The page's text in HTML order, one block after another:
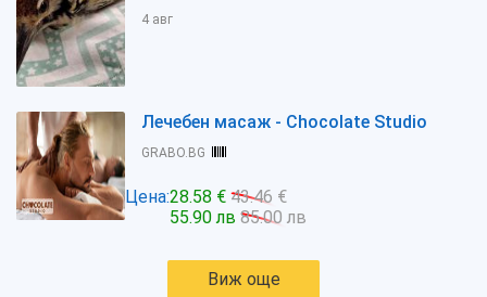
4 авг
Лечебен масаж - Chocolate Studio
GRABO.BG
Цена:28.58 € 43.46 €
55.90 лв 85.00 лв
Виж още